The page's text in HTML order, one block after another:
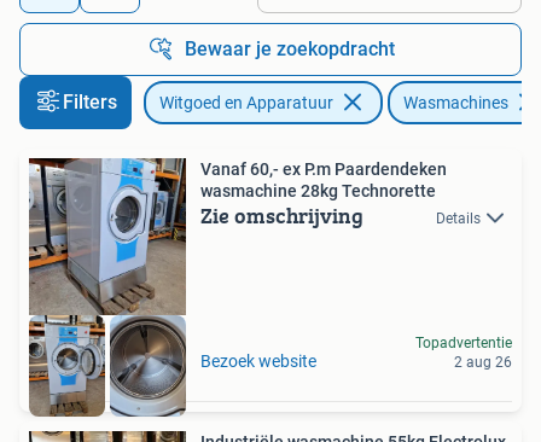
Bewaar je zoekopdracht
Filters Witgoed en Apparatuur Wasmachines
Vanaf 60,- ex P.m Paardendeken
wasmachine 28kg Technorette
Zie omschrijving Details
Bezoek website
Topadvertentie
2 aug 26